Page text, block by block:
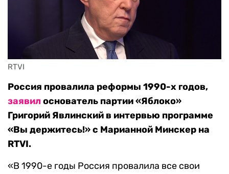
RTVI
Россия провалила реформы 1990-х годов,
заявилоснователь партии «Яблоко»
Григорий Явлинский в интервью программе
«Вы держитесь!» с Марианной Минскер на
RTVI.
«В 1990-е годы Россия провалила все свои